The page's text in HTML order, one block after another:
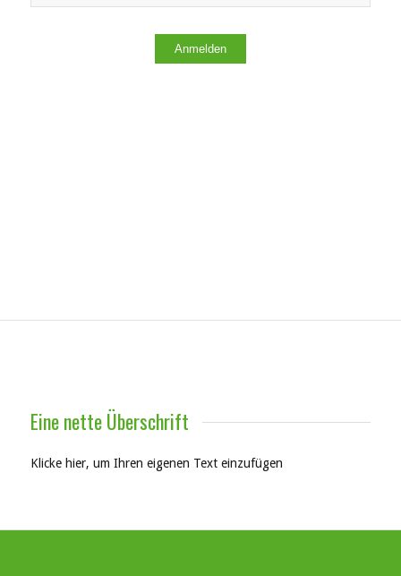
Anmelden
Eine nette Überschrift
Klicke hier, um Ihren eigenen Text einzufügen